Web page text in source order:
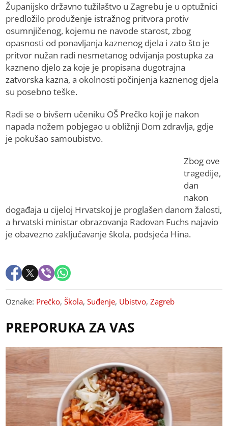
Županijsko državno tužilaštvo u Zagrebu je u optužnici
predložilo produženje istražnog pritvora protiv
osumnjičenog, kojemu ne navode starost, zbog
opasnosti od ponavljanja kaznenog djela i zato što je
pritvor nužan radi nesmetanog odvijanja postupka za
kazneno djelo za koje je propisana dugotrajna
zatvorska kazna, a okolnosti počinjenja kaznenog djela
su posebno teške.
Radi se o bivšem učeniku OŠ Prečko koji je nakon
napada nožem pobjegao u obližnji Dom zdravlja, gdje
je pokušao samoubistvo.
Zbog ove
tragedije,
dan
nakon
događaja u cijeloj Hrvatskoj je proglašen danom žalosti,
a hrvatski ministar obrazovanja Radovan Fuchs najavio
je obavezno zaključavanje škola, podsjeća Hina.
Oznake: Prečko,Škola,Suđenje, Ubistvo,Zagreb
PREPORUKA ZA VAS